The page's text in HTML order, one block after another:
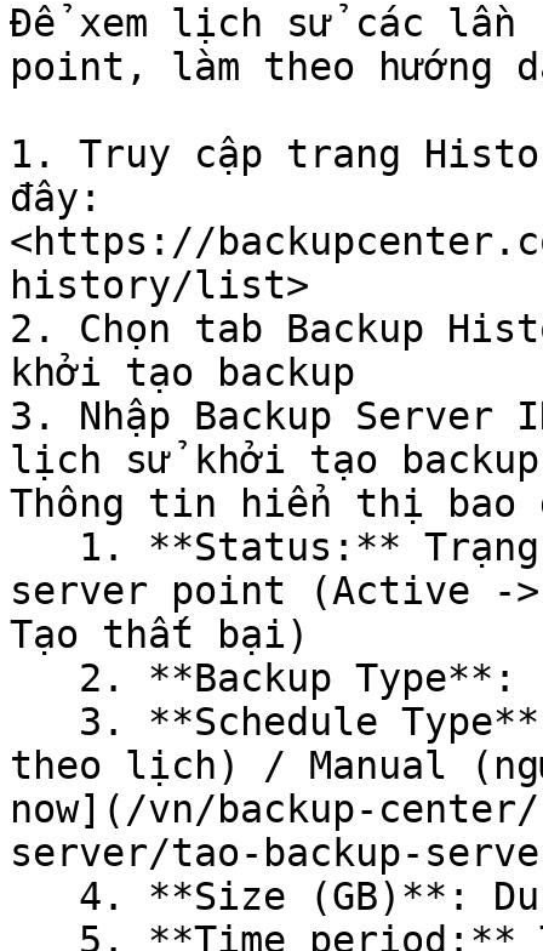
Để xem lịch sử các lần
point, làm theo hướng
1. Truy cập trang
đây:
<https://
history/list>
2. Chọn tab Backup
khởi tạo backup
3. Nhập Backup Server
lịch sử khởi tạo
Thông tin hiển thị bao
server point (Active -
Tạo thất bại)
theo lịch) / Manual
now](/vn/backup-center/
server/tao-backup-